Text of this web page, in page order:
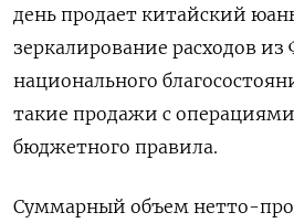
день продает китайский
зеркалирование расходов из
национального
такие продажи с
бюджетного правила.
Суммарный объем нетто-